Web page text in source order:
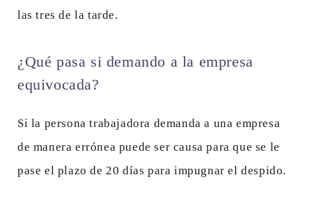
las tres de la tarde.
¿Qué pasa si demando a la empresa
equivocada?
Si la persona trabajadora demanda a una empresa
de manera errónea puede ser causa para que se le
pase el plazo de 20 días para impugnar el despido.